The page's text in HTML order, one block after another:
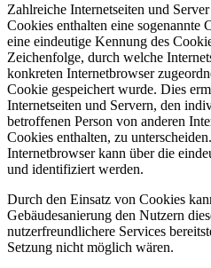
Zahlreiche Internetseiten und
Cookies enthalten eine
eine eindeutige Kennung des
Zeichenfolge, durch welche
konkreten Internetbrowser
Cookie gespeichert wurde. Dies
Internetseiten und Servern, den
betroffenen Person von anderen
Cookies enthalten, zu
Internetbrowser kann über die
und identifiziert werden.
Durch den Einsatz von Cookies
Gebäudesanierung den Nutzern
nutzerfreundlichere Services
Setzung nicht möglich wären.